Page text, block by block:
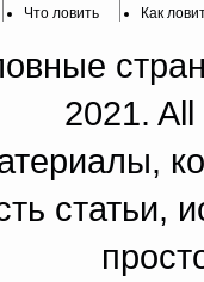
Что ловить Как
2021.